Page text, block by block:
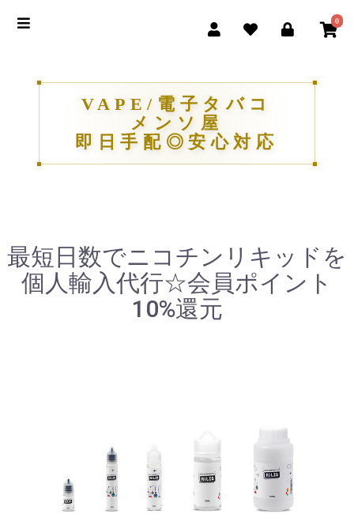
0
VAPE/電子タバコ
メンソ屋
即日手配◎安心対応
最短日数でニコチンリキッドを
個人輸入代行☆会員ポイント
10%還元